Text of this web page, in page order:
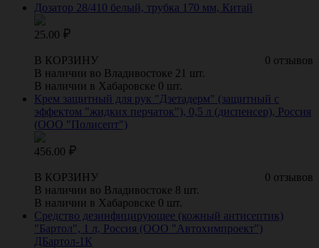
Дозатор 28/410 белый, трубка 170 мм, Китай
25.00
0 отзывов
В КОРЗИНУ
В наличии во Владивостоке 21 шт.
В наличии в Хабаровске 0 шт.
Крем защитный для рук "Дзетадерм" (защитный с
эффектом "жидких перчаток"), 0,5 л (диспенсер), Россия
(ООО "Полисепт")
456.00
0 отзывов
В КОРЗИНУ
В наличии во Владивостоке 8 шт.
В наличии в Хабаровске 0 шт.
Средство дезинфицирующее (кожный антисептик)
"Бартол", 1 л, Россия (ООО "Автохимпроект")
ДБартол-1К